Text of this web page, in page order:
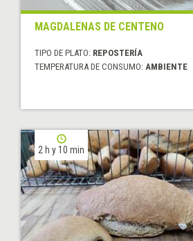
MAGDALENAS DE CENTENO
TIPO DE PLATO: REPOSTERÍA
TEMPERATURA DE CONSUMO: AMBIENTE
2 h y 10 min